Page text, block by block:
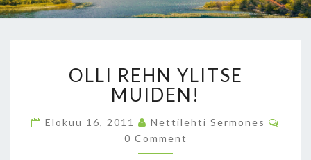
L
L
I
R
E
H
OLLI REHN YLITSE
MUIDEN!
Elokuu 16, 2011 Nettilehti Sermones
0 Comment